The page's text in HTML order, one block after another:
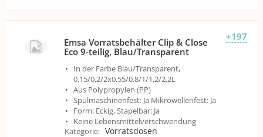
+197
Emsa Vorratsbehälter Clip & Close
Eco 9-teilig, Blau/Transparent
In der Farbe Blau/Transparent,
0,15/0,2/2x0.55/0.8/1/1,2/2,2L
Aus Polypropylen (PP)
Spülmaschinenfest: Ja Mikrowellenfest: Ja
Form: Eckig, Stapelbar: Ja
Keine Lebensmittelverschwendung
Kategorie: Vorratsdosen